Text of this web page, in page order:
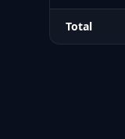
Total